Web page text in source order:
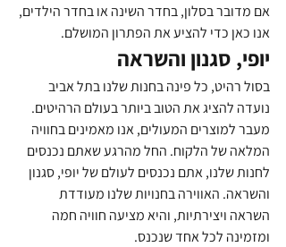
אם מדובר בסלון, בחדר השינה או בחדר הילדים,
אנו כאן כדי להציע את הפתרון המושלם.
יופי, סגנון והשראה
בסול רהיט, כל פינה בחנות שלנו בתל אביב
נועדה להציג את הטוב ביותר בעולם הרהיטים.
מעבר למוצרים המעולים, אנו מאמינים בחוויה
המלאה של הלקוח. החל מהרגע שאתם נכנסים
לחנות שלנו, אתם נכנסים לעולם של יופי, סגנון
והשראה. האווירה בחנויות שלנו מעודדת
השראה ויצירתיות, והיא מציעה חוויה חמה
ומזמינה לכל אחד שנכנס.